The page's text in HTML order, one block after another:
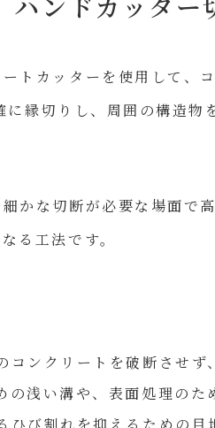
トカッターを使用して、
縁切りし、周囲の構造
かな切断が必要な場面で
る工法です。
ンクリートを破断させず
浅い溝や、表面処理のた